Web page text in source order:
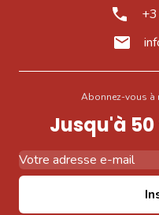
Abonnez-vous à
Jusqu'à